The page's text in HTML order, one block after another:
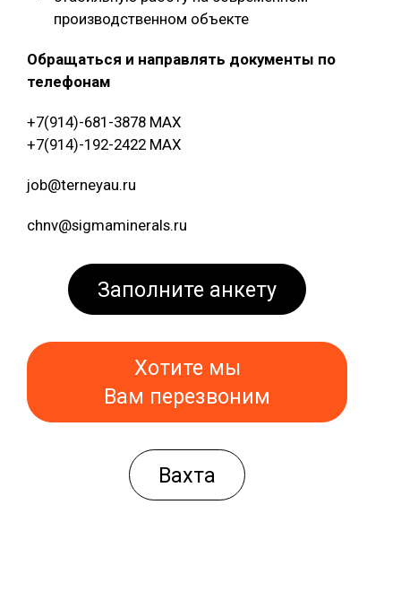
производственном объекте
Обращаться и направлять документы по
телефонам
+7(914)-681-3878 МАХ
+7(914)-192-2422 МАХ
job@terneyau.ru
chnv@sigmaminerals.ru
Заполните анкету
Хотите мы
Вам перезвоним
Вахта